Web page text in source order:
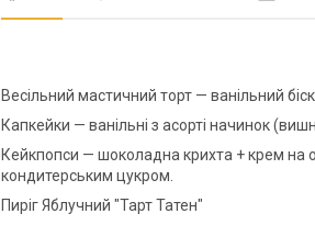
Весільний мастичний торт — ванільний
Капкейки — ванільні з асорті начинок
Кейкпопси — шоколадна крихта + крем на
кондитерським цукром.
Пиріг Яблучний "Тарт Татен"